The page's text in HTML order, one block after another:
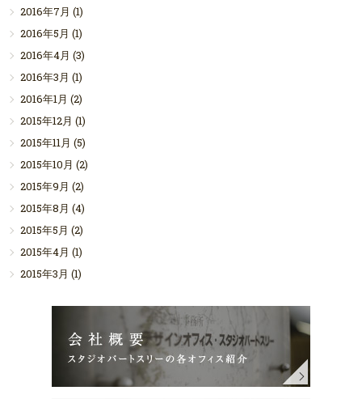
2016年7月 (1)
2016年5月 (1)
2016年4月 (3)
2016年3月 (1)
2016年1月 (2)
2015年12月 (1)
2015年11月 (5)
2015年10月 (2)
2015年9月 (2)
2015年8月 (4)
2015年5月 (2)
2015年4月 (1)
2015年3月 (1)